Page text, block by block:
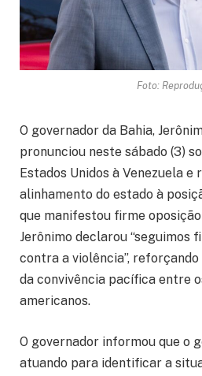
Foto:
O governador da Bahia,
pronunciou neste sábado (3)
Estados Unidos à Venezuela e
alinhamento do estado à
que manifestou firme
Jerônimo declarou “seguimos
contra a violência”,
da convivência pacífica entre
americanos.
O governador informou que o
atuando para identificar a